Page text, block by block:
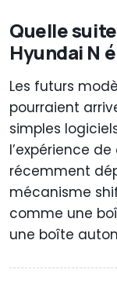
Quelle
Hyundai N
Les futurs
pourraient
simples
l’expérience
récemment
mécanisme
comme une
une boîte